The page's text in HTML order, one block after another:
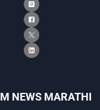
M NEWS MARATHI